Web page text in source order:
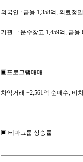
외국인 : 금융 1,358억, 의료정
기관 : 운수창고 1,459억, 금융
▣프로그램매매
차익거래 +2,561억 순매수, 비
▣ 테마그룹 상승률